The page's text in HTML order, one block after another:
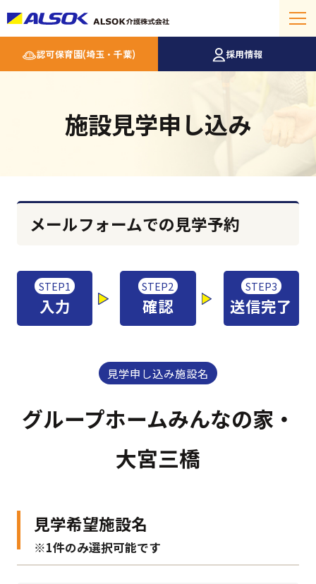
認可保育園(埼玉・千葉) 採用情報
施設見学申し込み
メールフォームでの見学予約
STEP1
入力
STEP2
確認
STEP3
送信完了
見学申し込み施設名
グループホームみんなの家・
大宮三橋
見学希望施設名
※1件のみ選択可能です